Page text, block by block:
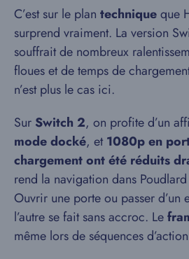
C’est sur le plan techniqueque
surprend vraiment. La version
souffrait de nombreux
floues et de temps de
n’est plus le cas ici.
Sur Switch 2, on profite d’un
mode docké, et1080p en
chargement ont été réduits
rend la navigation dans
Ouvrir une porte ou passer d’un
l’autre se fait sans accroc. Le
même lors de séquences